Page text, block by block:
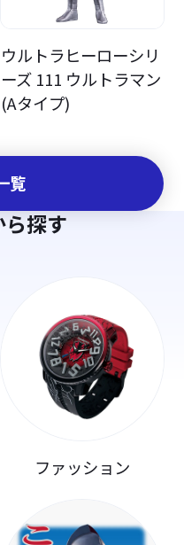
ウルトラヒーローシリ
ーズ 111 ウルトラマン
(Aタイプ)
覧
探す
ファッション